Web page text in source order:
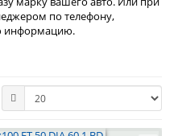
по телефону,
информацию.